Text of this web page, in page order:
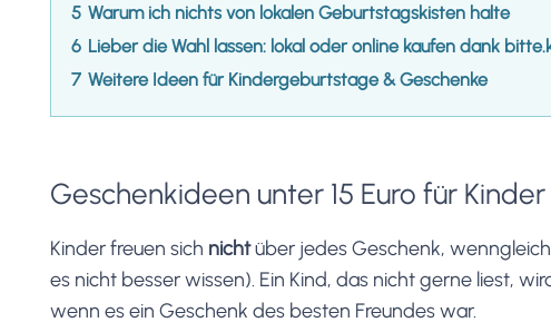
5 Warum ich nichts von lokalen Geburtstagskisten halte
6 Lieber die Wahl lassen: lokal oder online kaufen dank
7 Weitere Ideen für Kindergeburtstage & Geschenke
Geschenkideen unter 15 Euro für Kinder
Kinder freuen sich nichtüber jedes Geschenk,
es nicht besser wissen). Ein Kind, das nicht gerne liest,
wenn es ein Geschenk des besten Freundes war.